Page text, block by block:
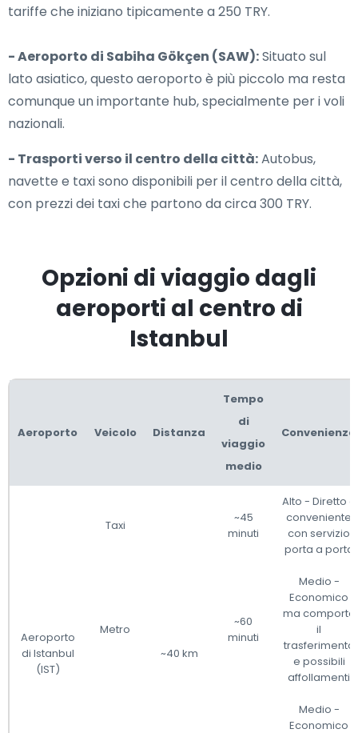
tariffe che iniziano tipicamente a 250 TRY.
- Aeroporto di Sabiha Gökçen (SAW):Situato sul
lato asiatico, questo aeroporto è più piccolo ma resta
comunque un importante hub, specialmente per i voli
nazionali.
- Trasporti verso il centro della città:Autobus,
navette e taxi sono disponibili per il centro della città,
con prezzi dei taxi che partono da circa 300 TRY.
Opzioni di viaggio dagli
aeroporti al centro di
Istanbul
Aeroporto Veicolo Distanza
Tempo
di
viaggio
medio
Convenienza
Aeroporto
di Istanbul
(IST)
Taxi
~40 km
~45
minuti
Alto - Diretto e
conveniente
con servizio
porta a porta
Metro
~60
minuti
Medio -
Economico
ma comporta
il
trasferimento
e possibili
affollamenti
Medio -
Economico